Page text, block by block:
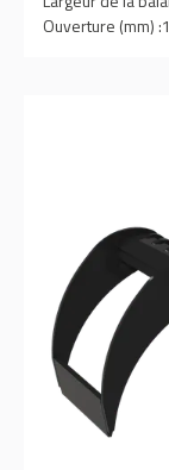
Ouverture (mm) :